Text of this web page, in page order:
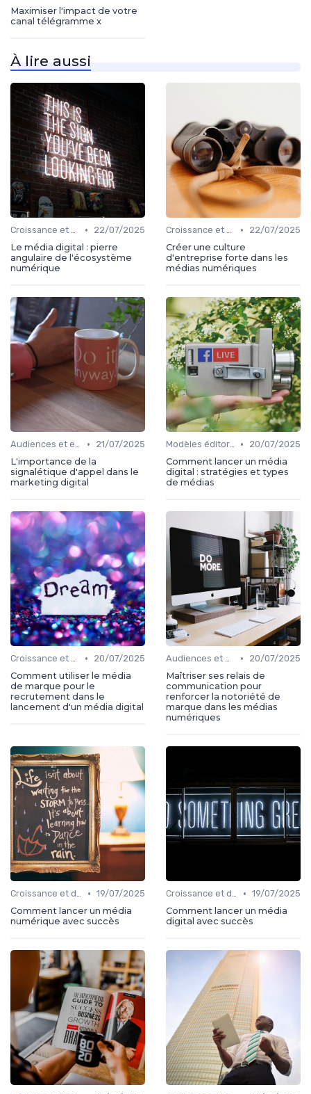
Maximiser l'impact de votre
canal télégramme x
À lire aussi
Croissance et développement •
22/07/2025
Le média digital : pierre
angulaire de l'écosystème
numérique
Croissance et développement •
22/07/2025
Créer une culture
d'entreprise forte dans les
médias numériques
Audiences et engagement •
21/07/2025
L'importance de la
signalétique d'appel dans le
marketing digital
Modèles éditoriaux •
20/07/2025
Comment lancer un média
digital : stratégies et types
de médias
Croissance et développement •
20/07/2025
Comment utiliser le média
de marque pour le
recrutement dans le
lancement d'un média digital
Audiences et engagement •
20/07/2025
Maîtriser ses relais de
communication pour
renforcer la notoriété de
marque dans les médias
numériques
Croissance et développement • 19/07/2025
Comment lancer un média
numérique avec succès
Croissance et développement • 19/07/2025
Comment lancer un média
digital avec succès